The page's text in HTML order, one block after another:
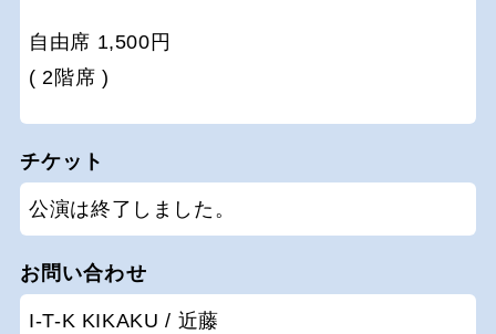
自由席 1,500円
( 2階席 )
チケット
公演は終了しました。
お問い合わせ
I-T-K KIKAKU / 近藤